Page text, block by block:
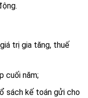
trị gia tăng, thuế
cuối năm;
sách kế toán gửi cho